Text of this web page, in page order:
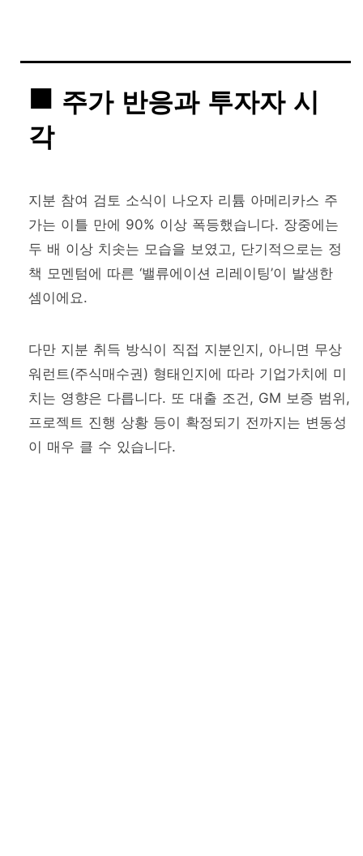
주가 반응과 투자자 시
각
지분 참여 검토 소식이 나오자 리튬 아메리카스 주
가는 이틀 만에 90% 이상 폭등했습니다. 장중에는
두 배 이상 치솟는 모습을 보였고, 단기적으로는 정
책 모멘텀에 따른 ‘밸류에이션 리레이팅’이 발생한
셈이에요.
다만 지분 취득 방식이 직접 지분인지, 아니면 무상
워런트(주식매수권) 형태인지에 따라 기업가치에 미
치는 영향은 다릅니다. 또 대출 조건, GM 보증 범위,
프로젝트 진행 상황 등이 확정되기 전까지는 변동성
이 매우 클 수 있습니다.